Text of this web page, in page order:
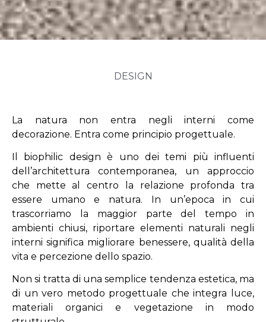
DESIGN
La natura non entra negli interni come
decorazione. Entra come principio progettuale.
Il biophilic design è uno dei temi più influenti
dell’architettura contemporanea, un approccio
che mette al centro la relazione profonda tra
essere umano e natura. In un’epoca in cui
trascorriamo la maggior parte del tempo in
ambienti chiusi, riportare elementi naturali negli
interni significa migliorare benessere, qualità della
vita e percezione dello spazio.
Non si tratta di una semplice tendenza estetica, ma
di un vero metodo progettuale che integra luce,
materiali organici e vegetazione in modo